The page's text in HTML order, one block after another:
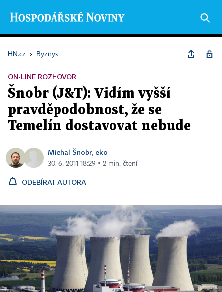
HN.cz › Byznys
ON-LINE ROZHOVOR
Šnobr (J&T): Vidím vyšší
pravděpodobnost, že se
Temelín dostavovat nebude
Michal Šnobr, eko
30. 6. 2011 18:29 ▪ 2 min. čtení
ODEBÍRAT AUTORA